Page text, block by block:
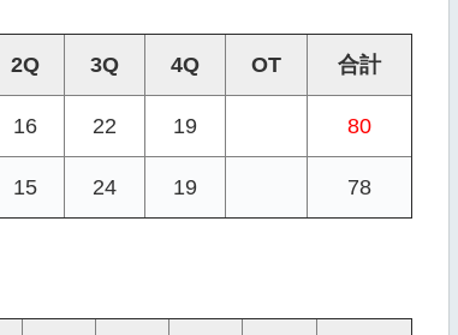
2Q 3Q 4Q OT 合計
16 22 19 80
15 24 19 78